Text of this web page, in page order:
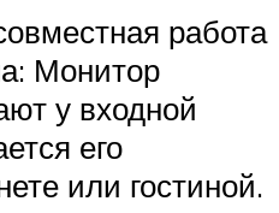
работа
Монитор
у входной
его
или гостиной.